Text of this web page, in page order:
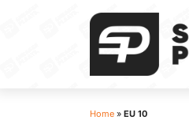
Home » EU 10